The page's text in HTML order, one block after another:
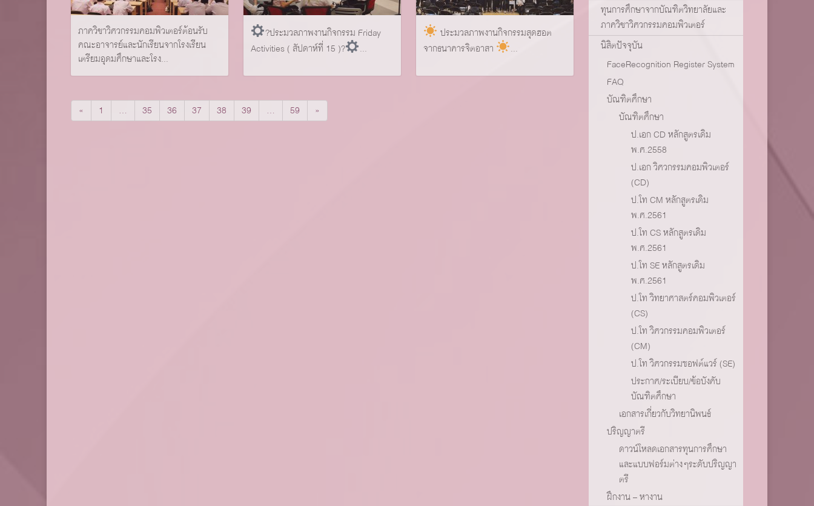
ภาควิชาวิศวกรรมคอมพิวเตอร์ต้อนรับ
คณะอาจารย์และนักเรียนจากโรงเรียน
เตรียมอุดมศึกษาและโรง...
?ประมวลภาพงานกิจกรรม Friday
Activities ( สัปดาห์ที่ 15 )?
...
ประมวลภาพงานกิจกรรมสุดฮอต
จากธนาคารจิตอาสา
...
« 1 … 35 36 37 38 39 … 59 »
ทุนการศึกษาจากบัณฑิตวิทยาลัยและ
ภาควิชาวิศวกรรมคอมพิวเตอร์
นิสิตปัจจุบัน
FaceRecognition Register System
FAQ
บัณฑิตศึกษา
บัณฑิตศึกษา
ป.เอก CD หลักสูตรเดิม
พ.ศ.2558
ป.เอก วิศวกรรมคอมพิวเตอร์
(CD)
ป.โท CM หลักสูตรเดิม
พ.ศ.2561
ป.โท CS หลักสูตรเดิม
พ.ศ.2561
ป.โท SE หลักสูตรเดิม
พ.ศ.2561
ป.โท วิทยาศาสตร์คอมพิวเตอร์
(CS)
ป.โท วิศวกรรมคอมพิวเตอร์
(CM)
ป.โท วิศวกรรมซอฟต์แวร์ (SE)
ประกาศ/ระเบียบ/ข้อบังคับ
บัณฑิตศึกษา
เอกสารเกี่ยวกับวิทยานิพนธ์
ปริญญาตรี
ดาวน์โหลดเอกสารทุนการศึกษา
และแบบฟอร์มต่างๆระดับปริญญา
ตรี
ฝึกงาน – หางาน